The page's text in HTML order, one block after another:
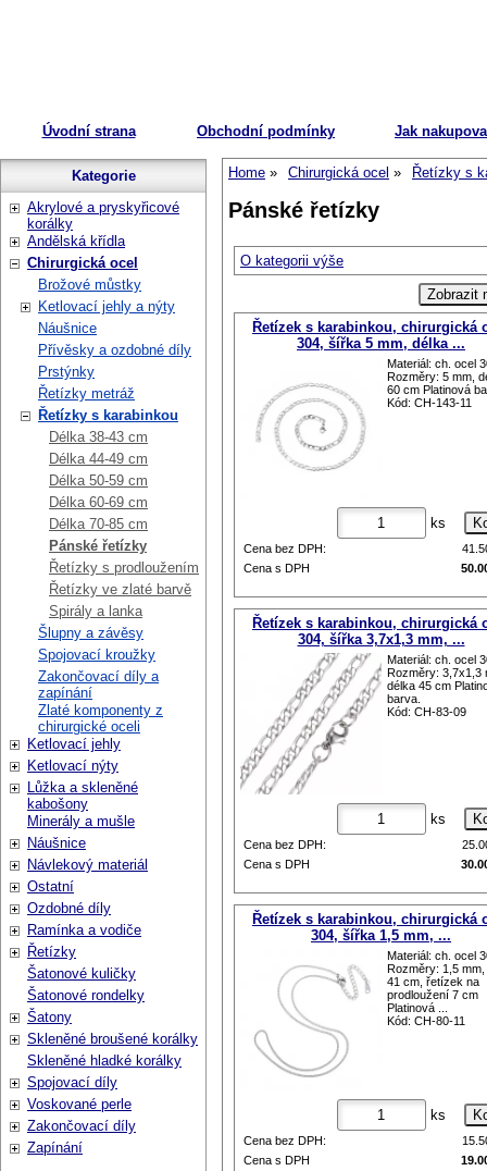
Úvodní strana Obchodní podmínky Jak
Home Chirurgická ocel Řetízky s
Pánské řetízky
O kategorii výše
Řetízek s karabinkou, chirurgická
304, šířka 5 mm, délka ...
Materiál: ch. ocel
Rozměry: 5 mm,
60 cm Platinová
Kód: CH-143-11
ks
Cena bez DPH:
Cena s DPH
Řetízek s karabinkou, chirurgická
304, šířka 3,7x1,3 mm, ...
Materiál: ch. ocel
Rozměry: 3,7x1,3
délka 45 cm
barva.
Kód: CH-83-09
ks
Cena bez DPH:
Cena s DPH
Řetízek s karabinkou, chirurgická
304, šířka 1,5 mm, ...
Materiál: ch. ocel
Rozměry: 1,5
41 cm, řetízek na
prodloužení 7 cm
Platinová ...
Kód: CH-80-11
ks
Cena bez DPH:
Cena s DPH
Kategorie
Akrylové a pryskyřicové
korálky
Andělská křídla
Chirurgická ocel
Brožové můstky
Ketlovací jehly a nýty
Náušnice
Přívěsky a ozdobné díly
Prstýnky
Řetízky metráž
Řetízky s karabinkou
Délka 38-43 cm
Délka 44-49 cm
Délka 50-59 cm
Délka 60-69 cm
Délka 70-85 cm
Pánské řetízky
Řetízky s prodloužením
Řetízky ve zlaté barvě
Spirály a lanka
Šlupny a závěsy
Spojovací kroužky
Zakončovací díly a
zapínání
Zlaté komponenty z
chirurgické oceli
Ketlovací jehly
Ketlovací nýty
Lůžka a skleněné
kabošony
Minerály a mušle
Náušnice
Návlekový materiál
Ostatní
Ozdobné díly
Ramínka a vodiče
Řetízky
Šatonové kuličky
Šatonové rondelky
Šatony
Skleněné broušené korálky
Skleněné hladké korálky
Spojovací díly
Voskované perle
Zakončovací díly
Zapínání